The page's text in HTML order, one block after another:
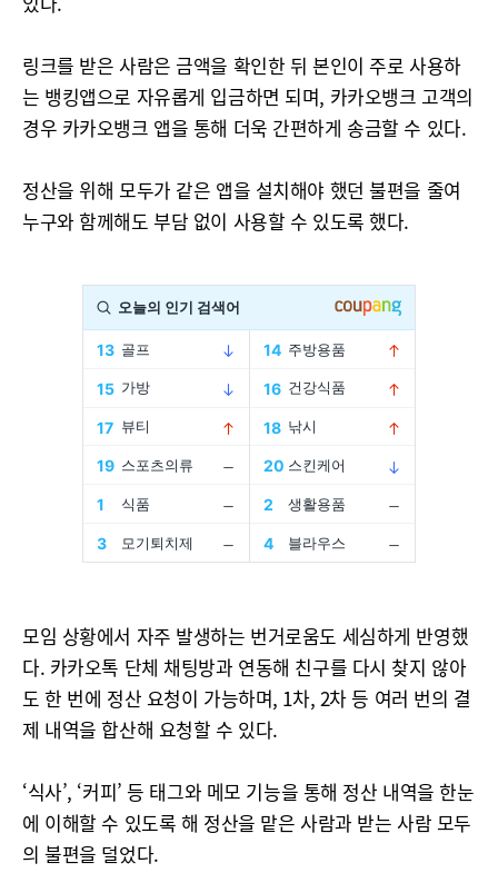
링크를 받은 사람은 금액을 확인한 뒤 본인이 주로 사용하
는 뱅킹앱으로 자유롭게 입금하면 되며, 카카오뱅크 고객의
경우 카카오뱅크 앱을 통해 더욱 간편하게 송금할 수 있다.
정산을 위해 모두가 같은 앱을 설치해야 했던 불편을 줄여
누구와 함께해도 부담 없이 사용할 수 있도록 했다.
모임 상황에서 자주 발생하는 번거로움도 세심하게 반영했
다. 카카오톡 단체 채팅방과 연동해 친구를 다시 찾지 않아
도 한 번에 정산 요청이 가능하며, 1차, 2차 등 여러 번의 결
제 내역을 합산해 요청할 수 있다.
‘식사’, ‘커피’ 등 태그와 메모 기능을 통해 정산 내역을 한눈
에 이해할 수 있도록 해 정산을 맡은 사람과 받는 사람 모두
의 불편을 덜었다.